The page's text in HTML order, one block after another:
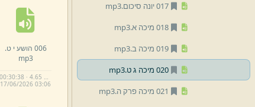
017 יונה סיכום.
mp3
018 מיכה א.
mp3
019 מיכה ב.
mp3
020 מיכה ג ט.
mp3
021 מיכה פרק ה.
mp3
006 הושע י ט.
mp3
00:30:38 · 4.65 MB
17/06/2026 03:06